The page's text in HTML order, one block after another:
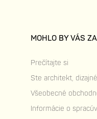
MOHLO BY VÁS
Prečítajte si
Ste architekt,
Všeobecné
Informácie o